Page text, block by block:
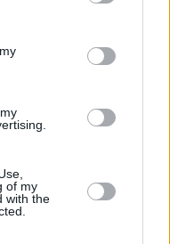
its third-party tags to
in below Google
of my
with the
της Αθήνας
με ασφάλεια